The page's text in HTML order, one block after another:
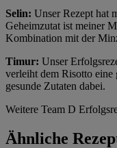
Selin: Unser Rezept hat
Geheimzutat ist meiner
Kombination mit der
Timur: Unser
verleiht dem Risotto
gesunde Zutaten dabei.
Weitere Team D
Ähnliche